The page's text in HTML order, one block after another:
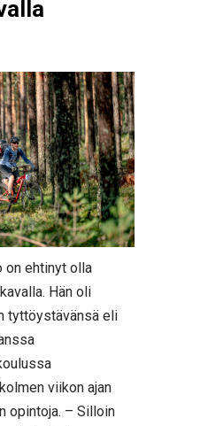
on ehtinyt olla
Hän oli
tyttöystävänsä eli
viikon ajan
opintoja. – Silloin